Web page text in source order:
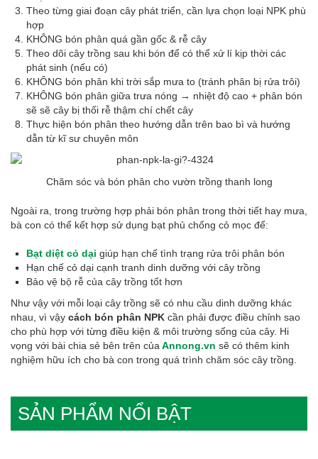
Theo từng giai đoạn cây phát triển, cần lựa chọn loại NPK phù
hợp
KHÔNG bón phân quá gần gốc & rễ cây
Theo dõi cây trồng sau khi bón để có thể xử lí kịp thời các
phát sinh (nếu có)
KHÔNG bón phân khi trời sắp mưa to (tránh phân bị rửa trôi)
KHÔNG bón phân giữa trưa nóng → nhiệt độ cao + phân bón
sẽ sẽ cây bị thối rễ thậm chí chết cây
Thực hiện bón phân theo hướng dẫn trên bao bì và hướng
dẫn từ kĩ sư chuyên môn
Chăm sóc và bón phân cho vườn trồng thanh long
Ngoài ra, trong trường hợp phải bón phân trong thời tiết hay mưa,
bà con có thể kết hợp sử dụng bạt phủ chống cỏ mọc để:
Bạt diệt cỏ dại giúp hạn chế tình trạng rửa trôi phân bón
Hạn chế cỏ dại cạnh tranh dinh dưỡng với cây trồng
Bảo vệ bộ rễ của cây trồng tốt hơn
Như vậy với mỗi loại cây trồng sẽ có nhu cầu dinh dưỡng khác
nhau, vì vậy cách bón phân NPK cần phải được điều chỉnh sao
cho phù hợp với từng điều kiện & môi trường sống của cây. Hi
vọng với bài chia sẻ bên trên của Annong.vn sẽ có thêm kinh
nghiệm hữu ích cho bà con trong quá trình chăm sóc cây trồng.
SẢN PHẨM NỔI BẬT